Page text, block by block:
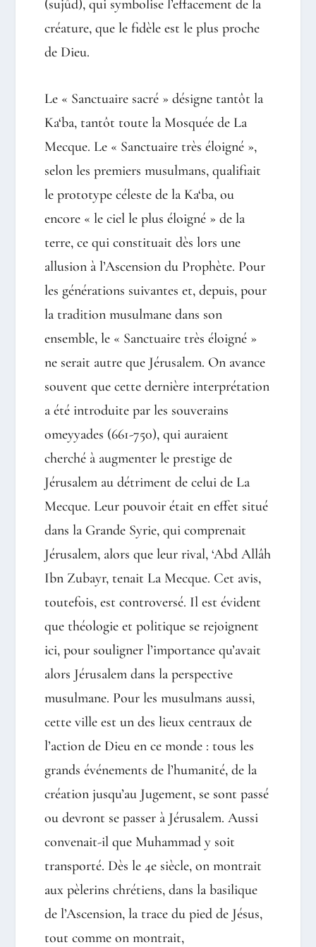
(sujûd), qui symbolise l’effacement de la
créature, que le fidèle est le plus proche
de Dieu.
Le « Sanctuaire sacré » désigne tantôt la
Ka‘ba, tantôt toute la Mosquée de La
Mecque. Le « Sanctuaire très éloigné »,
selon les premiers musulmans, qualifiait
le prototype céleste de la Ka‘ba, ou
encore « le ciel le plus éloigné » de la
terre, ce qui constituait dès lors une
allusion à l’Ascension du Prophète. Pour
les générations suivantes et, depuis, pour
la tradition musulmane dans son
ensemble, le « Sanctuaire très éloigné »
ne serait autre que Jérusalem. On avance
souvent que cette dernière interprétation
a été introduite par les souverains
omeyyades (661-750), qui auraient
cherché à augmenter le prestige de
Jérusalem au détriment de celui de La
Mecque. Leur pouvoir était en effet situé
dans la Grande Syrie, qui comprenait
Jérusalem, alors que leur rival, ‘Abd Allâh
Ibn Zubayr, tenait La Mecque. Cet avis,
toutefois, est controversé. Il est évident
que théologie et politique se rejoignent
ici, pour souligner l’importance qu’avait
alors Jérusalem dans la perspective
musulmane. Pour les musulmans aussi,
cette ville est un des lieux centraux de
l’action de Dieu en ce monde : tous les
grands événements de l’humanité, de la
création jusqu’au Jugement, se sont passé
ou devront se passer à Jérusalem. Aussi
convenait-il que Muhammad y soit
transporté. Dès le 4e siècle, on montrait
aux pèlerins chrétiens, dans la basilique
de l’Ascension, la trace du pied de Jésus,
tout comme on montrait,